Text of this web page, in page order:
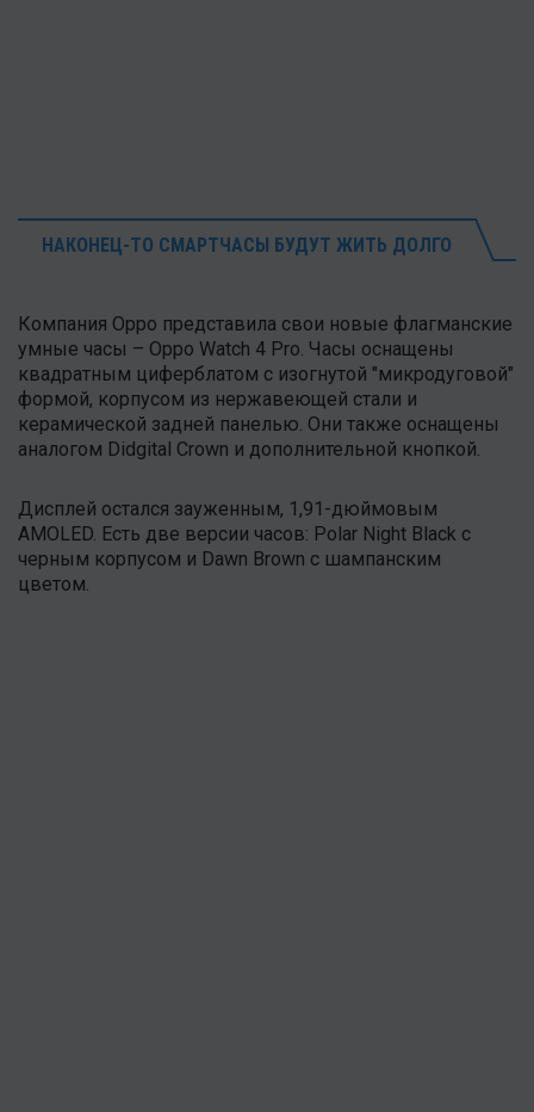
НАКОНЕЦ-ТО СМАРТЧАСЫ БУДУТ ЖИТЬ ДОЛГО
Компания Oppo представила свои новые флагманские
умные часы – Oppo Watch 4 Pro. Часы оснащены
квадратным циферблатом с изогнутой "микродуговой"
формой, корпусом из нержавеющей стали и
керамической задней панелью. Они также оснащены
аналогом Didgital Crown и дополнительной кнопкой.
Дисплей остался зауженным, 1,91-дюймовым
AMOLED. Есть две версии часов: Polar Night Black с
черным корпусом и Dawn Brown с шампанским
цветом.